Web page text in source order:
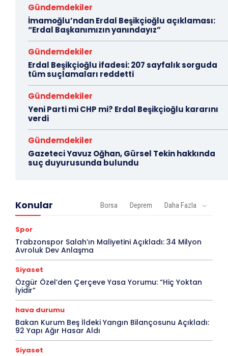
Gündemdekiler
İmamoğlu’ndan Erdal Beşikçioğlu açıklaması:
“Erdal Başkanımızın yanındayız”
Gündemdekiler
Erdal Beşikçioğlu ifadesi: 207 sayfalık sorguda
tüm suçlamaları reddetti
Gündemdekiler
Yeni Parti mi CHP mi? Erdal Beşikçioğlu kararını
verdi
Gündemdekiler
Gazeteci Yavuz Oğhan, Gürsel Tekin hakkında
suç duyurusunda bulundu
Konular Borsa Deprem Daha Fazla
Spor
Trabzonspor Salah’ın Maliyetini Açıkladı: 34 Milyon
Avroluk Dev Anlaşma
Siyaset
Özgür Özel’den Çerçeve Yasa Yorumu: “Hiç Yoktan
İyidir”
hava durumu
Bakan Kurum Beş İldeki Yangın Bilançosunu Açıkladı:
92 Yapı Ağır Hasar Aldı
Siyaset